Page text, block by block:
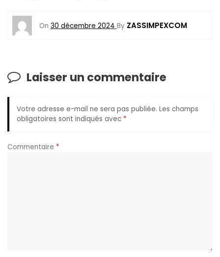
On 30 décembre 2024 By ZASSIMPEXCOM
Laisser un commentaire
Votre adresse e-mail ne sera pas publiée. Les champs
obligatoires sont indiqués avec *
Commentaire *